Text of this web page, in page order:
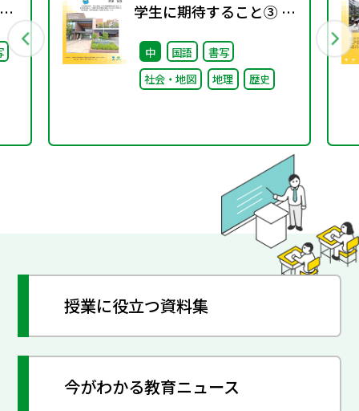
学生に期待すること③ ～
取り組みと今後への期待
～
中 国語
書写
社会・地図
地理 歴史
授業に役立つ資料集
今がわかる教育ニュース